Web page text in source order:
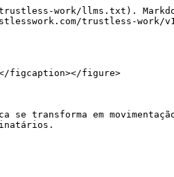
work/llms.txt).
trustless-work/
figcaption></figure>
se transforma em